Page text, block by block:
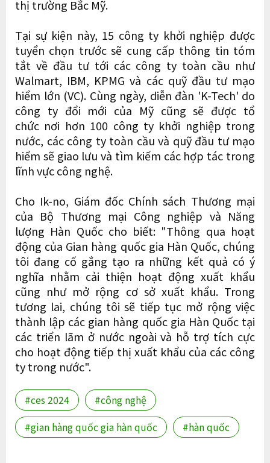
thị trường Bắc Mỹ.
Tại sự kiện này, 15 công ty khởi nghiệp được
tuyển chọn trước sẽ cung cấp thông tin tóm
tắt về đầu tư tới các công ty toàn cầu như
Walmart, IBM, KPMG và các quỹ đầu tư mạo
hiểm lớn (VC). Cùng ngày, diễn đàn 'K-Tech' do
công ty đổi mới của Mỹ cũng sẽ được tổ
chức nơi hơn 100 công ty khởi nghiệp trong
nước, các công ty toàn cầu và quỹ đầu tư mạo
hiểm sẽ giao lưu và tìm kiếm các hợp tác trong
lĩnh vực công nghệ.
Cho Ik-no, Giám đốc Chính sách Thương mại
của Bộ Thương mại Công nghiệp và Năng
lượng Hàn Quốc cho biết: "Thông qua hoạt
động của Gian hàng quốc gia Hàn Quốc, chúng
tôi đang cố gắng tạo ra những kết quả có ý
nghĩa nhằm cải thiện hoạt động xuất khẩu
cũng như mở rộng cơ sở xuất khẩu. Trong
tương lai, chúng tôi sẽ tiếp tục mở rộng việc
thành lập các gian hàng quốc gia Hàn Quốc tại
các triển lãm ở nước ngoài và hỗ trợ tích cực
cho hoạt động tiếp thị xuất khẩu của các công
ty trong nước".
#ces 2024
#công nghệ
#gian hàng quốc gia hàn quốc
#hàn quốc